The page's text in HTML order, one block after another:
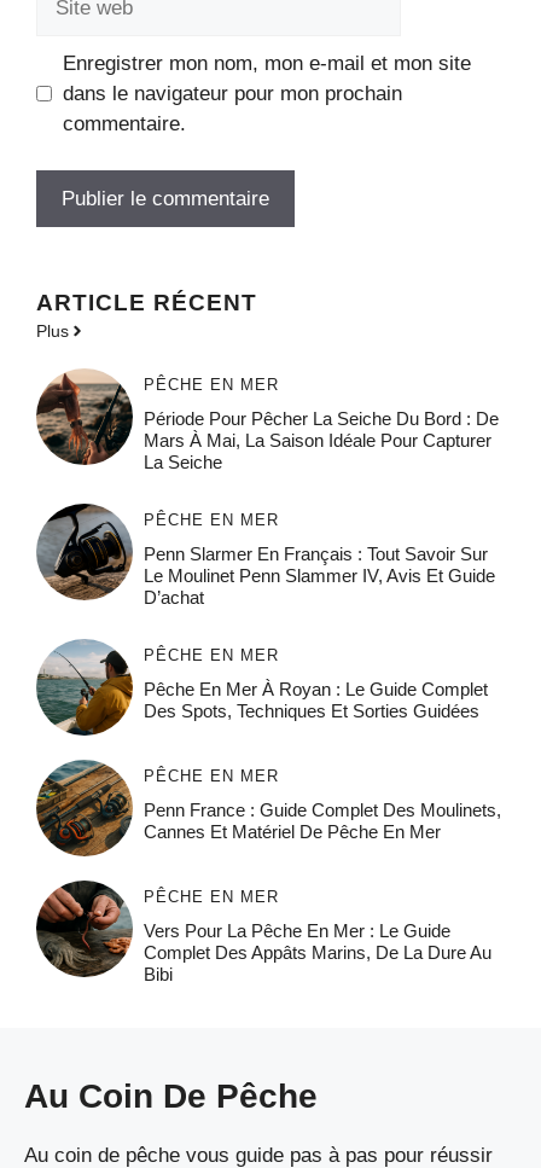
Enregistrer mon nom, mon e-mail et mon site
dans le navigateur pour mon prochain
commentaire.
ARTICLE RÉCENT
Plus
PÊCHE EN MER
Période Pour Pêcher La Seiche Du Bord : De
Mars À Mai, La Saison Idéale Pour Capturer
La Seiche
PÊCHE EN MER
Penn Slarmer En Français : Tout Savoir Sur
Le Moulinet Penn Slammer IV, Avis Et Guide
D’achat
PÊCHE EN MER
Pêche En Mer À Royan : Le Guide Complet
Des Spots, Techniques Et Sorties Guidées
PÊCHE EN MER
Penn France : Guide Complet Des Moulinets,
Cannes Et Matériel De Pêche En Mer
PÊCHE EN MER
Vers Pour La Pêche En Mer : Le Guide
Complet Des Appâts Marins, De La Dure Au
Bibi
Au Coin De Pêche
Au coin de pêche vous guide pas à pas pour réussir